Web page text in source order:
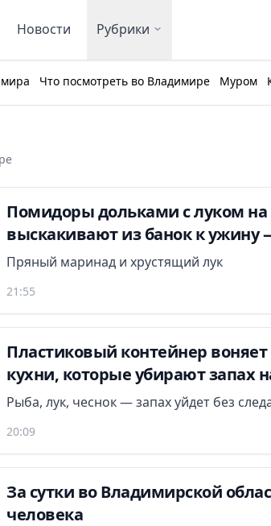
Новости Рубрики
Что посмотреть во Владимире Муром
Помидоры дольками с луком
выскакивают из банок к ужину
Пряный маринад и хрустящий лук
21:55
Пластиковый контейнер
кухни, которые убирают запах
Рыба, лук, чеснок — запах уйдет без
20:09
За сутки во Владимирской
человека